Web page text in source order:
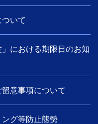
いて
における期限日のお知
意事項について
グ等防止態勢